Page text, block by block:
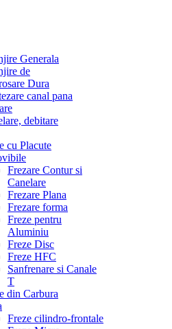
Generala
de
Dura
canal pana
debitare
cu Placute
Frezare Contur si
Canelare
Frezare Plana
Frezare forma
Freze pentru
Aluminiu
Freze Disc
Freze HFC
Sanfrenare si Canale
T
din Carbura
Freze cilindro-frontale